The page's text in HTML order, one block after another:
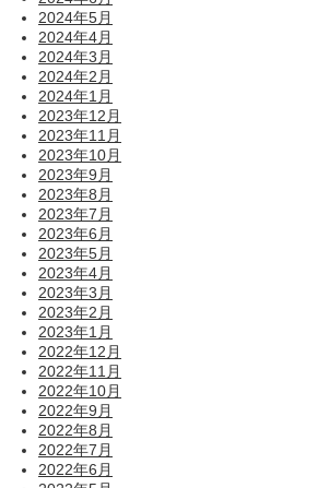
2024年5月
2024年4月
2024年3月
2024年2月
2024年1月
2023年12月
2023年11月
2023年10月
2023年9月
2023年8月
2023年7月
2023年6月
2023年5月
2023年4月
2023年3月
2023年2月
2023年1月
2022年12月
2022年11月
2022年10月
2022年9月
2022年8月
2022年7月
2022年6月